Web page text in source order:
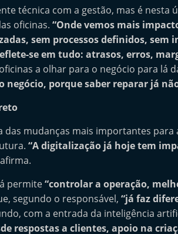
técnica com a gestão, mas é nesta
oficinas. “Onde vemos mais
sem processos definidos, sem
se em tudo: atrasos, erros,
a olhar para o negócio para lá
porque saber reparar já
das mudanças mais importantes
“A digitalização já hoje tem
permite“controlar a operação,
segundo o responsável, “já faz
com a entrada da inteligência
respostas a clientes, apoio na